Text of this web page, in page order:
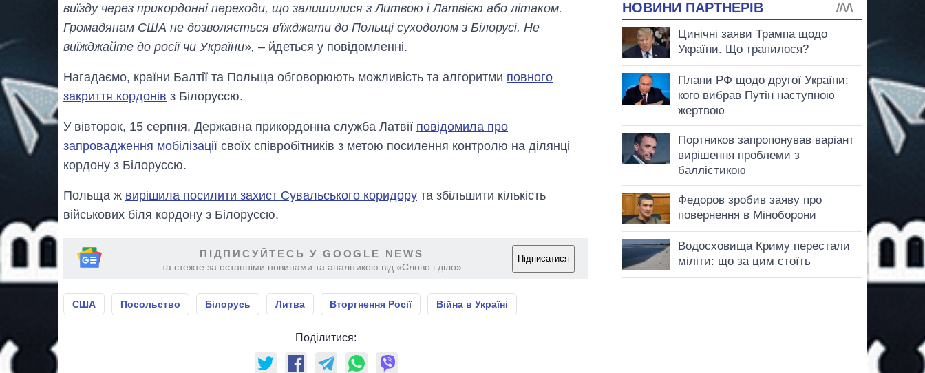
виїзду через прикордонні переходи, що залишилися з Литвою і Латвією або літаком.
Громадянам США не дозволяється в'їжджати до Польщі суходолом з Білорусі. Не
виїжджайте до росії чи України», – йдеться у повідомленні.
Нагадаємо, країни Балтії та Польща обговорюють можливість та алгоритми повного
закриття кордонів з Білоруссю.
У вівторок, 15 серпня, Державна прикордонна служба Латвії повідомила про
запровадження мобілізації своїх співробітників з метою посилення контролю на ділянці
кордону з Білоруссю.
Польща ж вирішила посилити захист Сувальського коридору та збільшити кількість
військових біля кордону з Білоруссю.
ПІДПИСУЙТЕСЬ У GOOGLE NEWS
та стежте за останніми новинами та аналітикою від «Слово і діло»
Підписатися
США Посольство Білорусь Литва Вторгнення Росії Війна в Україні
Поділитися: